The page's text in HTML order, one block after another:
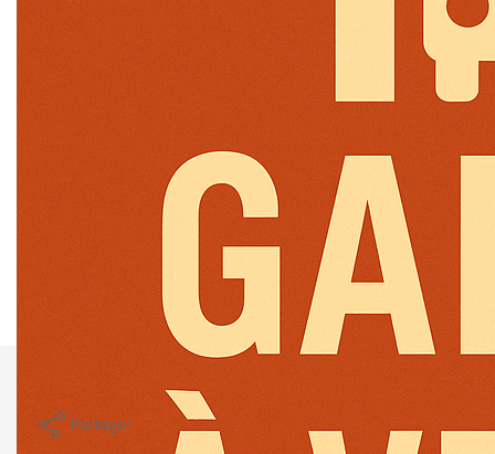
permet encore de mettre des vélos et motos sur l'arrière.
Situé sur l'avenue d'Aléry, il se trouve en plein centre ville à
2 minutes à pied de la gare .
Nos honoraires Nous contacter
Partager Calculer mon budget